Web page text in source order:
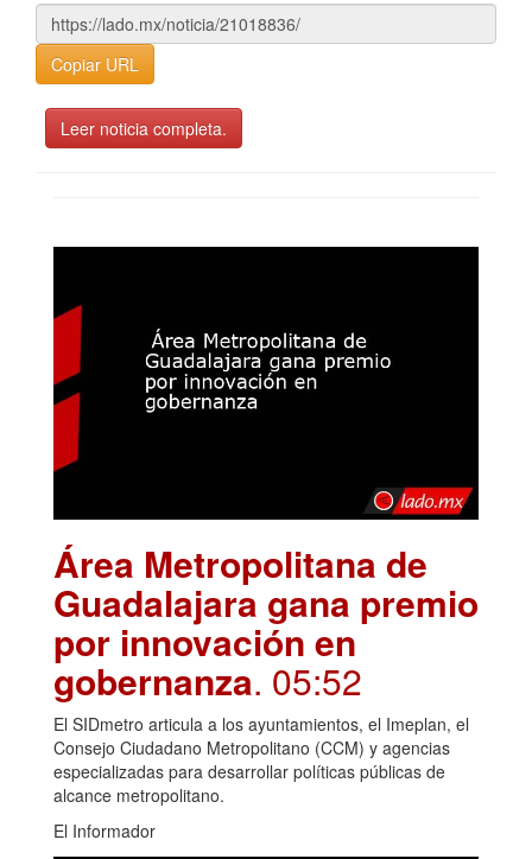
Copiar URL
Leer noticia completa.
Área Metropolitana de
Guadalajara gana premio
por innovación en
gobernanza. 05:52
El SIDmetro articula a los ayuntamientos, el Imeplan, el
Consejo Ciudadano Metropolitano (CCM) y agencias
especializadas para desarrollar políticas públicas de
alcance metropolitano.
El Informador